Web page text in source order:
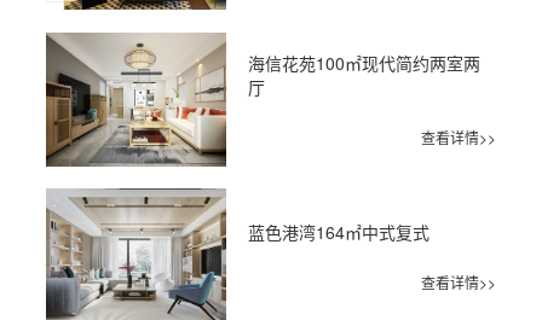
海信花苑100㎡现代简约两室两
厅
查看详情>>
蓝色港湾164㎡中式复式
查看详情>>